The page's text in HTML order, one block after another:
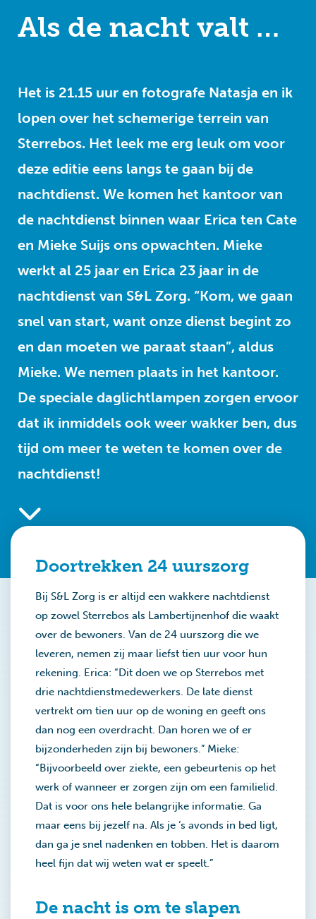
Als de nacht valt …
Het is 21.15 uur en fotografe Natasja en ik
lopen over het schemerige terrein van
Sterrebos. Het leek me erg leuk om voor
deze editie eens langs te gaan bij de
nachtdienst. We komen het kantoor van
de nachtdienst binnen waar Erica ten Cate
en Mieke Suijs ons opwachten. Mieke
werkt al 25 jaar en Erica 23 jaar in de
nachtdienst van S&L Zorg. “Kom, we gaan
snel van start, want onze dienst begint zo
en dan moeten we paraat staan”, aldus
Mieke. We nemen plaats in het kantoor.
De speciale daglichtlampen zorgen ervoor
dat ik inmiddels ook weer wakker ben, dus
tijd om meer te weten te komen over de
nachtdienst!
Doortrekken 24 uurszorg
Bij S&L Zorg is er altijd een wakkere nachtdienst
op zowel Sterrebos als Lambertijnenhof die waakt
over de bewoners. Van de 24 uurszorg die we
leveren, nemen zij maar liefst tien uur voor hun
rekening. Erica: “Dit doen we op Sterrebos met
drie nachtdienstmedewerkers. De late dienst
vertrekt om tien uur op de woning en geeft ons
dan nog een overdracht. Dan horen we of er
bijzonderheden zijn bij bewoners.” Mieke:
“Bijvoorbeeld over ziekte, een gebeurtenis op het
werk of wanneer er zorgen zijn om een familielid.
Dat is voor ons hele belangrijke informatie. Ga
maar eens bij jezelf na. Als je ‘s avonds in bed ligt,
dan ga je snel nadenken en tobben. Het is daarom
heel fijn dat wij weten wat er speelt.”
De nacht is om te slapen